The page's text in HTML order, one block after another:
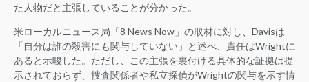
た人物だと主張していることが分かった。
米ローカルニュース局「8 News Now」の取材に対し、Davisは
「自分は誰の殺害にも関与していない」と述べ、責任はWrightに
あると示唆した。ただし、この主張を裏付ける具体的な証拠は提
示されておらず、捜査関係者や私立探偵がWrightの関与を示す情